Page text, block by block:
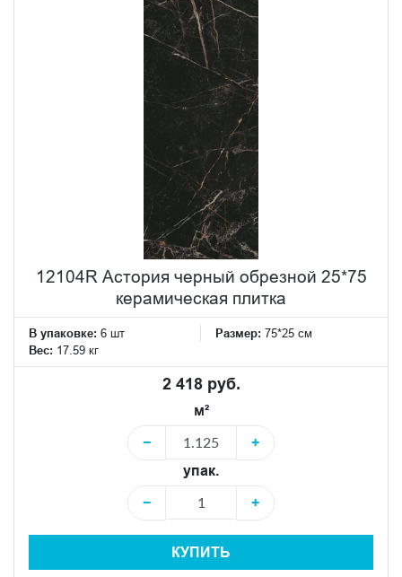
12104R Астория черный обрезной 25*75
керамическая плитка
В упаковке: 6 шт Размер: 75*25 см
Вес: 17.59 кг
2 418 руб.
м²
−
+
упак.
−
+
КУПИТЬ